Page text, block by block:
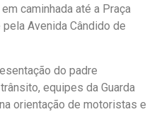
caminhada até a Praça
Avenida Cândido de
do padre
equipes da Guarda
orientação de motoristas e